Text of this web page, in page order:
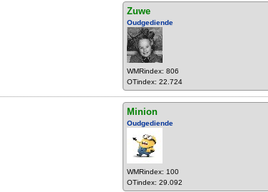
Zuwe
Oudgediende
WMRindex: 806
OTindex: 22.724
Minion
Oudgediende
WMRindex: 100
OTindex: 29.092